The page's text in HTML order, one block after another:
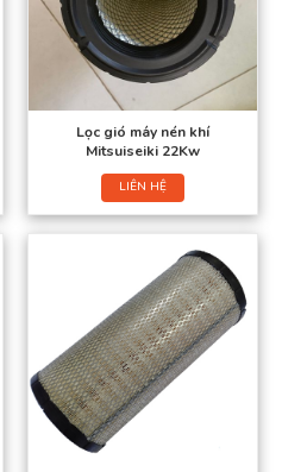
Lọc gió máy nén khí
Mitsuiseiki 22Kw
LIÊN HỆ